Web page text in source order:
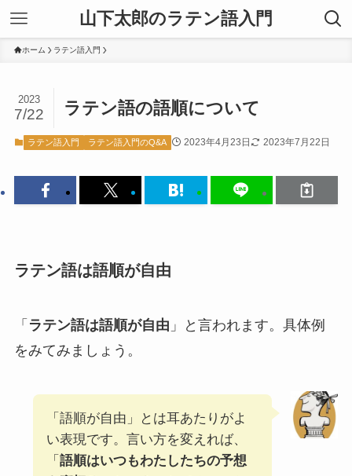
山下太郎のラテン語入門
ホーム ラテン語入門
ラテン語の語順について
2023
7/22
ラテン語入門 ラテン語入門のQ&A 2023年4月23日 2023年7月22日
ラテン語は語順が自由
「 ラテン語は語順が自由 」と言われます。具体例
をみてみましょう。
「語順が自由」とは耳あたりがよ
い表現です。言い方を変えれば、
「 語順はいつもわたしたちの予想